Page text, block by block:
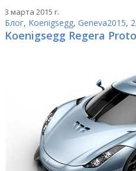
3 марта 2015 г.
Блог, Koenigsegg, Geneva2015,
Koenigsegg Regera